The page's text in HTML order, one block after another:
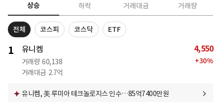
상승 하락 거래대금 거래량
전체 코스피 코스닥 ETF
1 유니켐
거래량 60,138
거래대금 2.7억
4,550
+30%
유니켐, 美 루미아 테크놀로지스 인수…85억7400만원